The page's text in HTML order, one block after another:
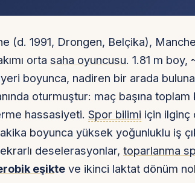
(d. 1991, Drongen, Belçika),
orta saha oyuncusu. 1.81 m boy,
boyunca, nadiren bir arada
oturmuştur: maç başına
hassasiyeti. Spor bilimi için ilginç
boyunca yüksek yoğunluklu iş
deselerasyonlar, toparlanma
eşikte ve ikinci laktat dönüm